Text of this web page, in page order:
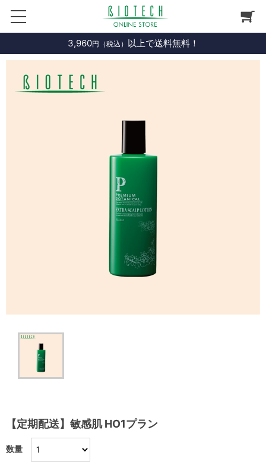
3,960円（税込） 以上で送料無料！
【定期配送】敏感肌 HO1プラン
数量